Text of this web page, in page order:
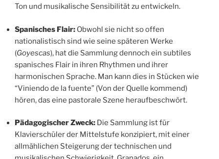
Ton und musikalische Sensibilität zu entwickeln.
Spanisches Flair: Obwohl sie nicht so offen
nationalistisch sind wie seine späteren Werke
(Goyescas), hat die Sammlung dennoch ein subtiles
spanisches Flair in ihren Rhythmen und ihrer
harmonischen Sprache. Man kann dies in Stücken wie
“Viniendo de la fuente” (Von der Quelle kommend)
hören, das eine pastorale Szene heraufbeschwört.
Pädagogischer Zweck: Die Sammlung ist für
Klavierschüler der Mittelstufe konzipiert, mit einer
allmählichen Steigerung der technischen und